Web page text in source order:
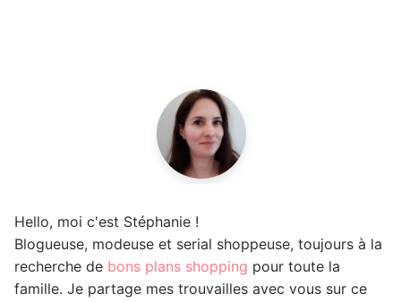
Hello, moi c'est Stéphanie !
Blogueuse, modeuse et serial shoppeuse, toujours à la
recherche de bons plans shopping pour toute la
famille. Je partage mes trouvailles avec vous sur ce